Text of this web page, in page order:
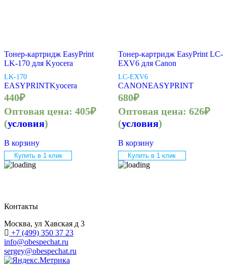
Тонер-картридж EasyPrint
LK-170 для Kyocera
LK-170
EASYPRINTKyocera
440₽
Оптовая цена: 405₽
(условия)
В корзину
Купить в 1 клик
Тонер-картридж EasyPrint LC-
EXV6 для Canon
LC-EXV6
CANONEASYPRINT
680₽
Оптовая цена: 626₽
(условия)
В корзину
Купить в 1 клик
Контакты
Москва, ул Хавская д 3
+7 (499) 350 37 23
info@obespechat.ru
sergey@obespechat.ru